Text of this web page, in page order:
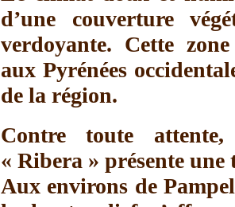
d’une couverture
verdoyante. Cette
aux Pyrénées
de la région.
Contre toute
« Ribera » présente
Aux environs de